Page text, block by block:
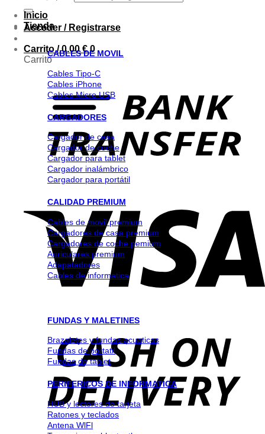
Acceder / Registrarse
Carrito /0.00€ 0
Carrito
Inicio
Tienda
CABLES DE MOVIL
Cables Tipo-C
Cables iPhone
Cables Micro USB
CARGADORES
Cargador de casa
Cargador de coche
Cargador para tablet
Cargador inalámbrico
Cargador para portátil
CALIDAD PREMIUM
Cables de movil premium
Cargadores de casa premium
Cargadores de coche pemium
Auriculares premium
Adapatadores
Cables de informatica
FUNDAS Y MALETINES
Brazaletes y fundas acuaticas
Fundas de portatil
Fundas de tablet
PERIFERICOS DE INFORMATICA
HUB y lectores de tarjeta
Ratones y teclados
Antena WlFl